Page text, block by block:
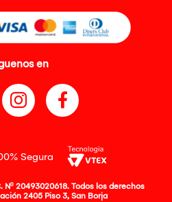
en
Segura
Nº 20493020618. Todos los derechos
2405 Piso 3, San Borja